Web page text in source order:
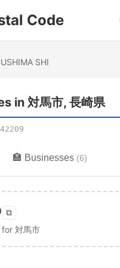
Code
SHI
in 対馬市, 長崎県
42209
🏣 Businesses (6)
⧉
対馬市